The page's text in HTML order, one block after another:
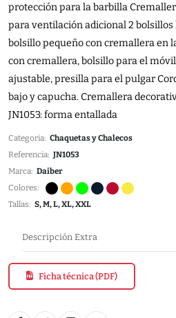
protección para la barbilla
para ventilación adicional 2
bolsillo pequeño con cremallera en
con cremallera, bolsillo para el
ajustable, presilla para el pulgar
bajo y capucha. Cremallera
JN1053: forma entallada
Categoria: Chaquetas y Chalecos
Referencia: JN1053
Marca: Daiber
Colores:
Tallas: S, M, L, XL, XXL
Descripción Extra
Ficha técnica (PDF)